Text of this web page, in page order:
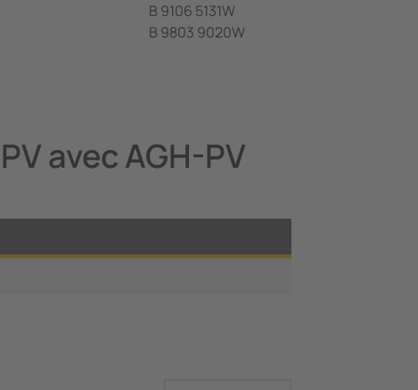
B 9106 5131W
B 9803 9020W
avec AGH-PV